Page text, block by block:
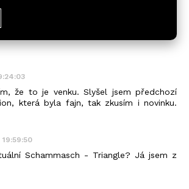
že to je venku. Slyšel jsem předchozí
která byla fajn, tak zkusím i novinku.
19:59:50
Schammasch - Triangle? Já jsem z